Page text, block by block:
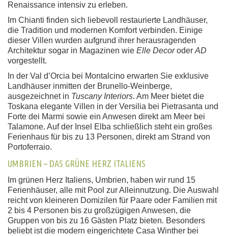
Renaissance intensiv zu erleben.
Im Chianti finden sich liebevoll restaurierte Landhäuser,
die Tradition und modernen Komfort verbinden. Einige
dieser Villen wurden aufgrund ihrer herausragenden
Architektur sogar in Magazinen wie Elle Decoroder AD
vorgestellt.
In der Val d’Orcia bei Montalcino erwarten Sie exklusive
Landhäuser inmitten der Brunello-Weinberge,
ausgezeichnet in Tuscany Interiors. Am Meer bietet die
Toskana elegante Villen in der Versilia bei Pietrasanta und
Forte dei Marmi sowie ein Anwesen direkt am Meer bei
Talamone. Auf der Insel Elba schließlich steht ein großes
Ferienhaus für bis zu 13 Personen, direkt am Strand von
Portoferraio.
UMBRIEN – DAS GRÜNE HERZ ITALIENS
Im grünen Herz Italiens, Umbrien, haben wir rund 15
Ferienhäuser, alle mit Pool zur Alleinnutzung. Die Auswahl
reicht von kleineren Domizilen für Paare oder Familien mit
2 bis 4 Personen bis zu großzügigen Anwesen, die
Gruppen von bis zu 16 Gästen Platz bieten. Besonders
beliebt ist die modern eingerichtete Casa Winther bei